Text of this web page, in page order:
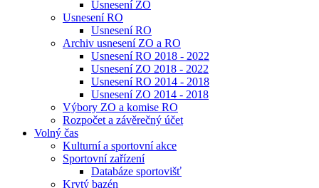
Usnesení ZO
Usnesení RO
Usnesení RO
Archiv usnesení ZO a RO
Usnesení RO 2018 - 2022
Usnesení ZO 2018 - 2022
Usnesení RO 2014 - 2018
Usnesení ZO 2014 - 2018
Výbory ZO a komise RO
Rozpočet a závěrečný účet
Volný čas
Kulturní a sportovní akce
Sportovní zařízení
Databáze sportovišť
Krytý bazén